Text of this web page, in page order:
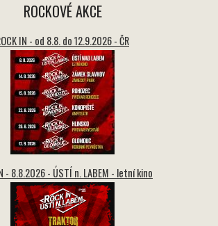
ROCKOVÉ AKCE
IN - od 8.8. do 12.9.2026 - ČR
- 8.8.2026 - ÚSTÍ n. LABEM - letní kino